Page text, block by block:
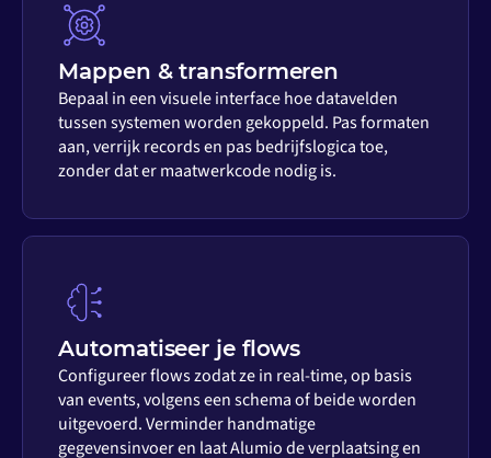
Mappen & transformeren
Bepaal in een visuele interface hoe datavelden
tussen systemen worden gekoppeld. Pas formaten
aan, verrijk records en pas bedrijfslogica toe,
zonder dat er maatwerkcode nodig is.
Automatiseer je flows
Configureer flows zodat ze in real-time, op basis
van events, volgens een schema of beide worden
uitgevoerd. Verminder handmatige
gegevensinvoer en laat Alumio de verplaatsing en